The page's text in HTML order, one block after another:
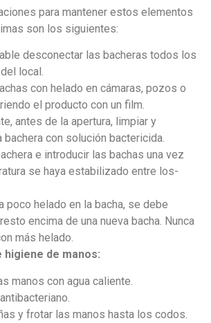
para mantener estos elementos
son los siguientes:
desconectar las bacheras todos los
local.
con helado en cámaras, pozos o
el producto con un film.
antes de la apertura, limpiar y
con solución bactericida.
e introducir las bachas una vez
se haya estabilizado entre los-
poco helado en la bacha, se debe
encima de una nueva bacha. Nunca
más helado.
de manos:
manos con agua caliente.
y frotar las manos hasta los codos.